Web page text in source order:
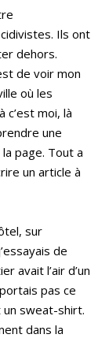
Ils ont
dehors.
de voir mon
où les
c’est moi, là
une
page. Tout a
un article à
sur
de
avait l’air d’un
pas ce
sweat-shirt.
dans la